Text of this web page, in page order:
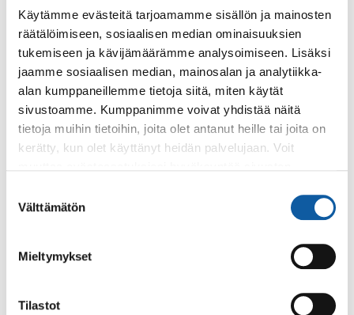
Käytämme evästeitä tarjoamamme sisällön ja mainosten
räätälöimiseen, sosiaalisen median ominaisuuksien
tukemiseen ja kävijämäärämme analysoimiseen. Lisäksi
jaamme sosiaalisen median, mainosalan ja analytiikka-
alan kumppaneillemme tietoja siitä, miten käytät
sivustoamme. Kumppanimme voivat yhdistää näitä
tietoja muihin tietoihin, joita olet antanut heille tai joita on
kerätty, kun olet käyttänyt heidän palvelujaan. Voit
valinta
Välttämätön
Mieltymykset
Tilastot
oirearviolla. Omaoloa kannattaa käyttää myös chatin
ollessa suljettuna.
Sosiaalipalveluiden chat neuvoo
sosiaalipalveluissa sekä etuuksien
hakemisessa
Sosiaalipalveluiden chat tarjoaa neuvontaa ja
hakemisesta. Chattiin vastaa Asiakasohjaus Soihdun
sosiaalihuollon ammattilainen ja hän ohjaa asiakasta
chat palvelee ma-pe klo 8.30–15.
anonyymisti kuin vahvan tunnistautumisenkin